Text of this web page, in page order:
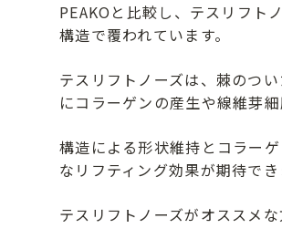
PEAKOと比較し、テスリフト
構造で覆われています。
テスリフトノーズは、棘のつ
にコラーゲンの産生や線維芽
構造による形状維持とコラー
なリフティング効果が期待でき
テスリフトノーズがオススメ